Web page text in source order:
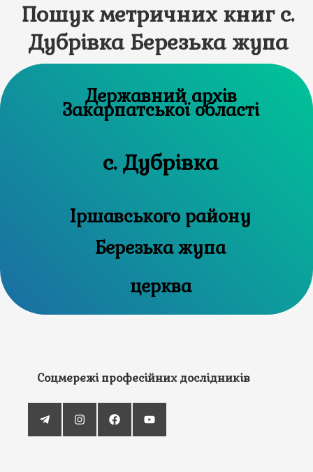
Пошук метричних книг с.
Дубрівка Березька жупа
Державний архів
Закарпатської області
с. Дубрівка
Іршавського району
Березька жупа
церква
Соцмережі професійних дослідників